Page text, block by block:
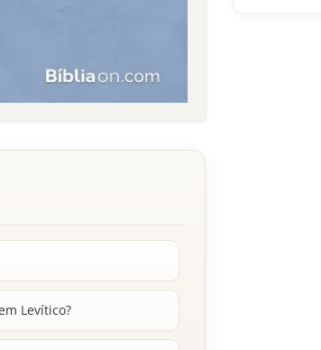
Levítico?